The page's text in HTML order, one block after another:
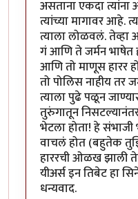
असताना एकदा
त्यांच्या मागावर आहे.
त्याला लोळवलं.
गं आणि ते जर्मन भाषेत
आणि तो माणूस हारर
तो पोलिस नाहीय तर
त्याला पुढे पळून
तुरुंगातून
भेटला होता! हे
वाचलं होत (बहुतेक
हाररची ओळख झाली
यीअर्स इन तिबेट हा
धन्यवाद.